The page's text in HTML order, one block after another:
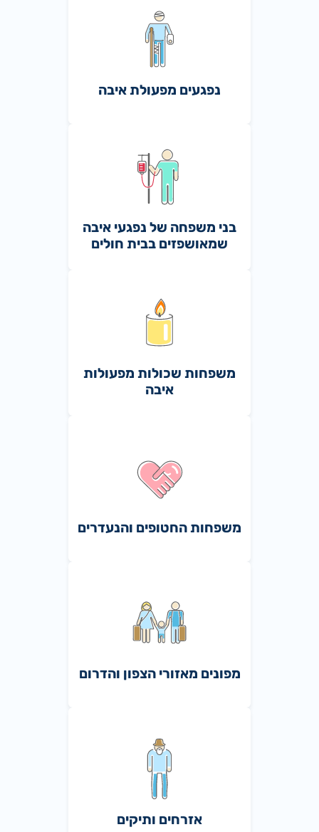
נפגעים מפעולת איבה
בני משפחה של נפגעי איבה
שמאושפזים בבית חולים
משפחות שכולות מפעולות
איבה
משפחות החטופים והנעדרים
מפונים מאזורי הצפון והדרום
אזרחים ותיקים